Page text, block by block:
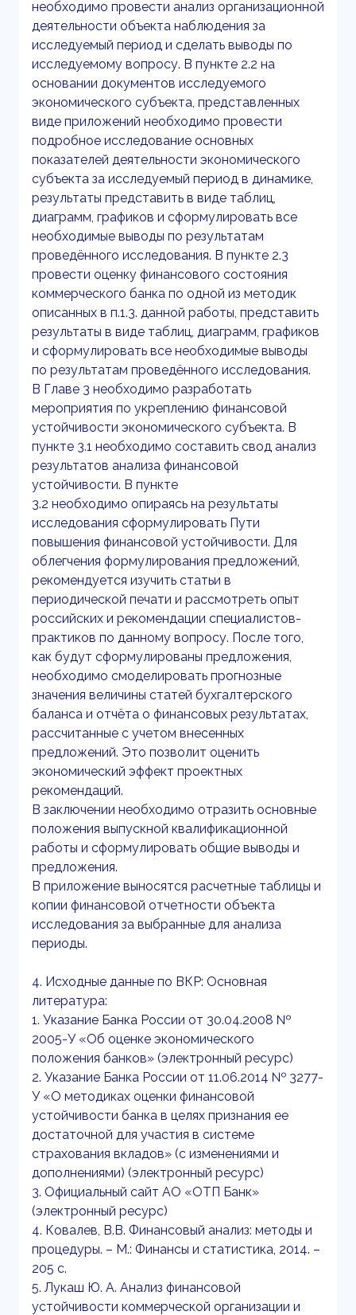
необходимо провести анализ организационной
деятельности объекта наблюдения за
исследуемый период и сделать выводы по
исследуемому вопросу. В пункте 2.2 на
основании документов исследуемого
экономического субъекта, представленных
виде приложений необходимо провести
подробное исследование основных
показателей деятельности экономического
субъекта за исследуемый период в динамике,
результаты представить в виде таблиц,
диаграмм, графиков и сформулировать все
необходимые выводы по результатам
проведённого исследования. В пункте 2.3
провести оценку финансового состояния
коммерческого банка по одной из методик
описанных в п.1.3. данной работы, представить
результаты в виде таблиц, диаграмм, графиков
и сформулировать все необходимые выводы
по результатам проведённого исследования.
В Главе 3 необходимо разработать
мероприятия по укреплению финансовой
устойчивости экономического субъекта. В
пункте 3.1 необходимо составить свод анализ
результатов анализа финансовой
устойчивости. В пункте
3.2 необходимо опираясь на результаты
исследования сформулировать Пути
повышения финансовой устойчивости. Для
облегчения формулирования предложений,
рекомендуется изучить статьи в
периодической печати и рассмотреть опыт
российских и рекомендации специалистов-
практиков по данному вопросу. После того,
как будут сформулированы предложения,
необходимо смоделировать прогнозные
значения величины статей бухгалтерского
баланса и отчёта о финансовых результатах,
рассчитанные с учетом внесенных
предложений. Это позволит оценить
экономический эффект проектных
рекомендаций.
В заключении необходимо отразить основные
положения выпускной квалификационной
работы и сформулировать общие выводы и
предложения.
В приложение выносятся расчетные таблицы и
копии финансовой отчетности объекта
исследования за выбранные для анализа
периоды.
4. Исходные данные по ВКР: Основная
литература:
1. Указание Банка России от 30.04.2008 №
2005-У «Об оценке экономического
положения банков» (электронный ресурс)
2. Указание Банка России от 11.06.2014 № 3277-
У «О методиках оценки финансовой
устойчивости банка в целях признания ее
достаточной для участия в системе
страхования вкладов» (с изменениями и
дополнениями) (электронный ресурс)
3. Официальный сайт АО «ОТП Банк»
(электронный ресурс)
4. Ковалев, В.В. Финансовый анализ: методы и
процедуры. – М.: Финансы и статистика, 2014. –
205 с.
5. Лукаш Ю. А. Анализ финансовой
устойчивости коммерческой организации и